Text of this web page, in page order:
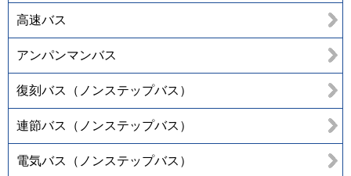
高速バス
アンパンマンバス
復刻バス（ノンステップバス）
連節バス（ノンステップバス）
電気バス（ノンステップバス）